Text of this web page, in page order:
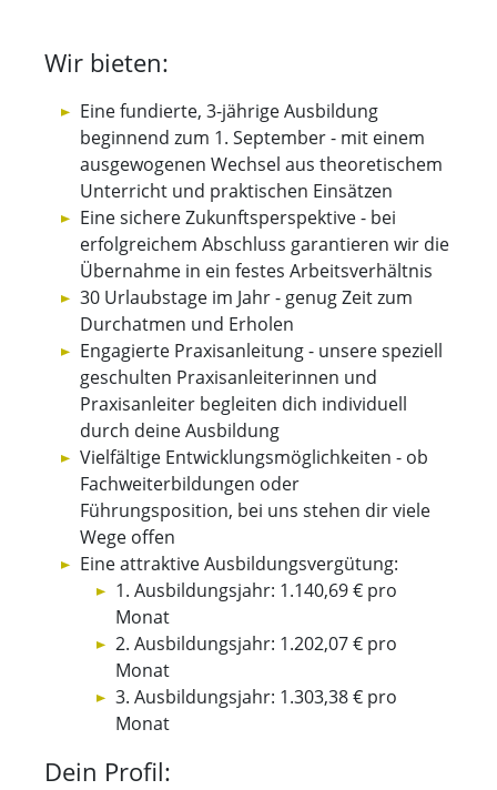
Wir bieten:
Eine fundierte, 3-jährige Ausbildung
beginnend zum 1. September - mit einem
ausgewogenen Wechsel aus theoretischem
Unterricht und praktischen Einsätzen
Eine sichere Zukunftsperspektive - bei
erfolgreichem Abschluss garantieren wir die
Übernahme in ein festes Arbeitsverhältnis
30 Urlaubstage im Jahr - genug Zeit zum
Durchatmen und Erholen
Engagierte Praxisanleitung - unsere speziell
geschulten Praxisanleiterinnen und
Praxisanleiter begleiten dich individuell
durch deine Ausbildung
Vielfältige Entwicklungsmöglichkeiten - ob
Fachweiterbildungen oder
Führungsposition, bei uns stehen dir viele
Wege offen
Eine attraktive Ausbildungsvergütung:
1. Ausbildungsjahr: 1.140,69 € pro
Monat
2. Ausbildungsjahr: 1.202,07 € pro
Monat
3. Ausbildungsjahr: 1.303,38 € pro
Monat
Dein Profil: